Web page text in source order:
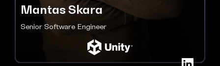
Mantas Skara
Senior Software Engineer